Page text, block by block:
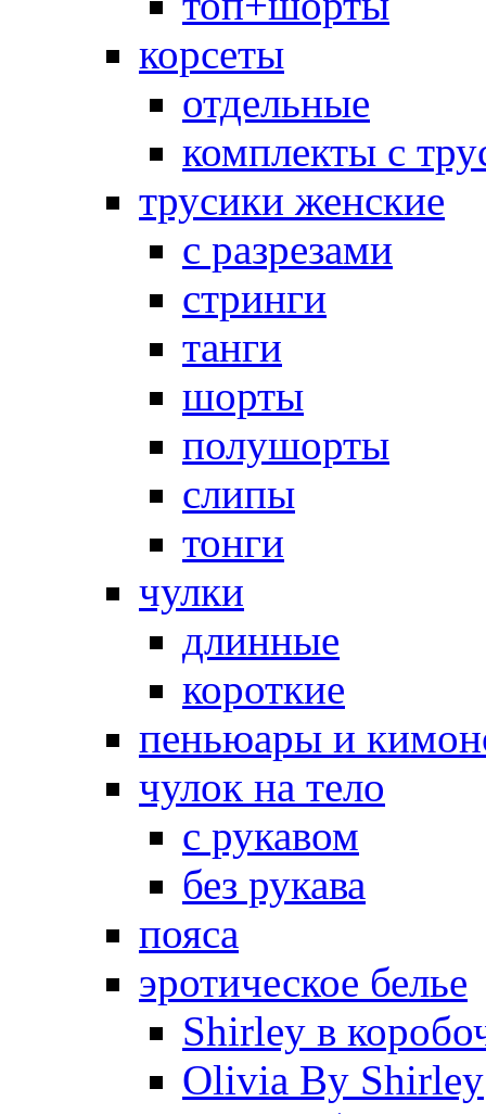
корсеты
отдельные
комплекты с
трусики женские
с разрезами
стринги
танги
шорты
полушорты
слипы
тонги
чулки
длинные
короткие
пеньюары и
чулок на тело
с рукавом
без рукава
пояса
эротическое белье
Shirley в
Olivia By Shirley